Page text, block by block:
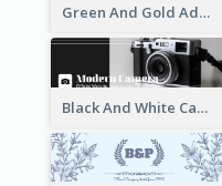
Green And Gold Adoption Promotion Header Design
Black And White Camera Twitter Header